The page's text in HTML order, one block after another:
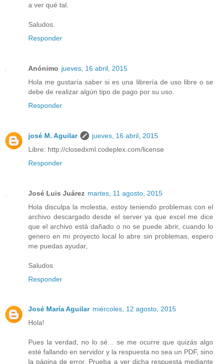
a ver qué tal.
Saludos.
Responder
Anónimo jueves, 16 abril, 2015
Hola me gustaría saber si es una librería de uso libre o se
debe de realizar algún tipo de pago por su uso.
Responder
josé M. Aguilar
jueves, 16 abril, 2015
Libre: http://closedxml.codeplex.com/license
Responder
José Luis Juárez martes, 11 agosto, 2015
Hola disculpa la molestia, estoy teniendo problemas con el
archivo descargado desde el server ya que excel me dice
que el archivo está dañado o no se puede abrir, cuando lo
genero en mi proyecto local lo abre sin problemas, espero
me puedas ayudar,
Saludos
Responder
José María Aguilar miércoles, 12 agosto, 2015
Hola!
Pues la verdad, no lo sé... se me ocurre que quizás algo
esté fallando en servidor y la respuesta no sea un PDF, sino
la página de error. Prueba a ver dicha respuesta mediante